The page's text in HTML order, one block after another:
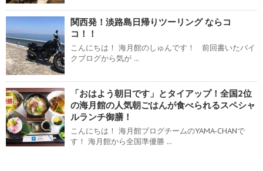
関西発！淡路島日帰りツーリング ならコ
コ！！
こんにちは！ 海月館のしゅんです！ 前回書いたバイ
クブログから気が ...
「おはよう朝日です」とタイアップ！全国2位
の海月館の人気朝ごはんが食べられるスペシャ
ルランチ御膳！
こんにちは！ 海月館ブログチームのYAMA-CHANで
す！ 海月館から全国準優勝 ...